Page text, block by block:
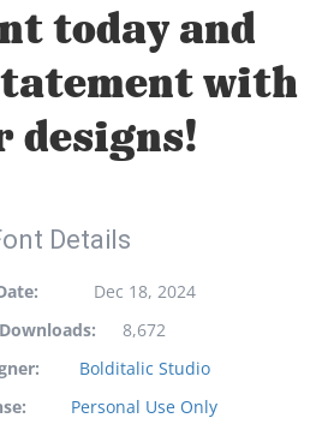
today and
with
designs!
Details
Dec 18, 2024
Downloads:
8,672
Bolditalic Studio
Personal Use Only